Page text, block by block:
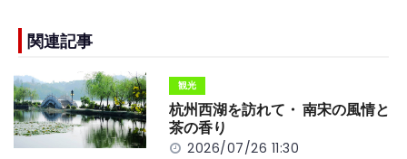
e
b
o
o
k
n
k
関連記事
観光
杭州西湖を訪れて・ 南宋の風情と
茶の香り
2026/07/26 11:30